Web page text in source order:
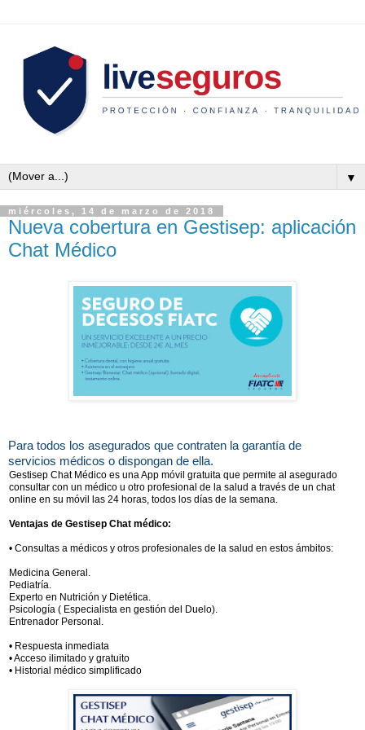
▼
miércoles, 14 de marzo de 2018
Nueva cobertura en Gestisep: aplicación
Chat Médico
Para todos los asegurados que contraten la garantía de
servicios médicos o dispongan de ella.
Gestisep Chat Médico es una App móvil gratuita que permite al asegurado
consultar con un médico u otro profesional de la salud a través de un chat
online en su móvil las 24 horas, todos los días de la semana.
Ventajas de Gestisep Chat médico:
• Consultas a médicos y otros profesionales de la salud en estos ámbitos:
Medicina General.
Pediatría.
Experto en Nutrición y Dietética.
Psicología ( Especialista en gestión del Duelo).
Entrenador Personal.
• Respuesta inmediata
• Acceso ilimitado y gratuito
• Historial médico simplificado